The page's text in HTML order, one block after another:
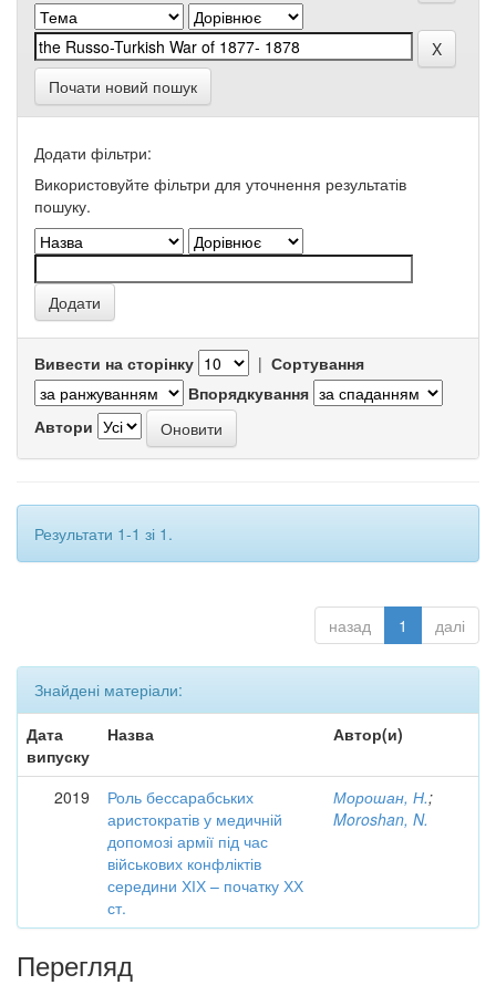
Почати новий пошук
Додати фільтри:
Використовуйте фільтри для уточнення результатів
пошуку.
Вивести на сторінку | Сортування
Впорядкування
Автори
Результати 1-1 зі 1.
назад 1 далі
Знайдені матеріали:
Дата
випуску
Назва Автор(и)
2019
Роль бессарабських
аристократів у медичній
допомозі армії під час
військових конфліктів
середини ХІХ – початку ХХ
ст.
Морошан, Н.;
Moroshan, N.
Перегляд